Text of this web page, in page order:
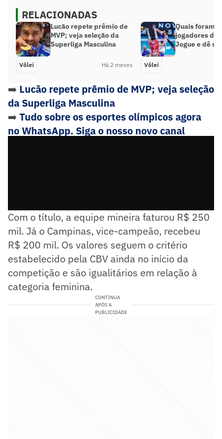
RELACIONADAS
Lucão repete prêmio de
MVP; veja seleção da
Superliga Masculina
Vôlei Há 2 meses
Quais foram
jogadores da
Jogue e dê
Vôlei
➡️ Lucão repete prêmio de MVP; veja seleção
da Superliga Masculina
➡️ Tudo sobre os esportes olímpicos agora
no WhatsApp. Siga o nosso novo canal
Com o título, a equipe mineira faturou R$ 250
mil. Já o Campinas, vice-campeão, recebeu
R$ 200 mil. Os valores seguem o critério
estabelecido pela CBV ainda no início da
competição e são igualitários em relação à
categoria feminina.
CONTINUA
APÓS A
PUBLICIDADE